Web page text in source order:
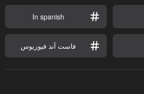
In spanish
فاست آند فيوريوس